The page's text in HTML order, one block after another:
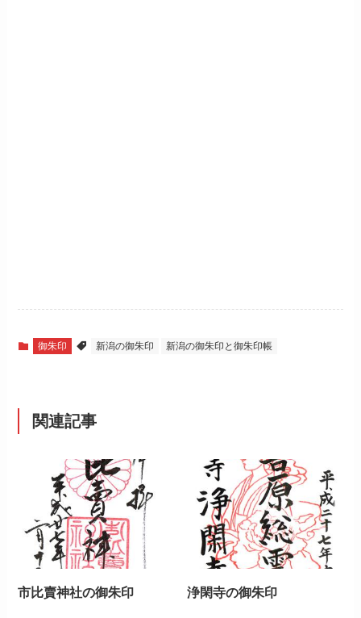
御朱印 新潟の御朱印 新潟の御朱印と御朱印帳
関連記事
市比賣神社の御朱印 浄閑寺の御朱印